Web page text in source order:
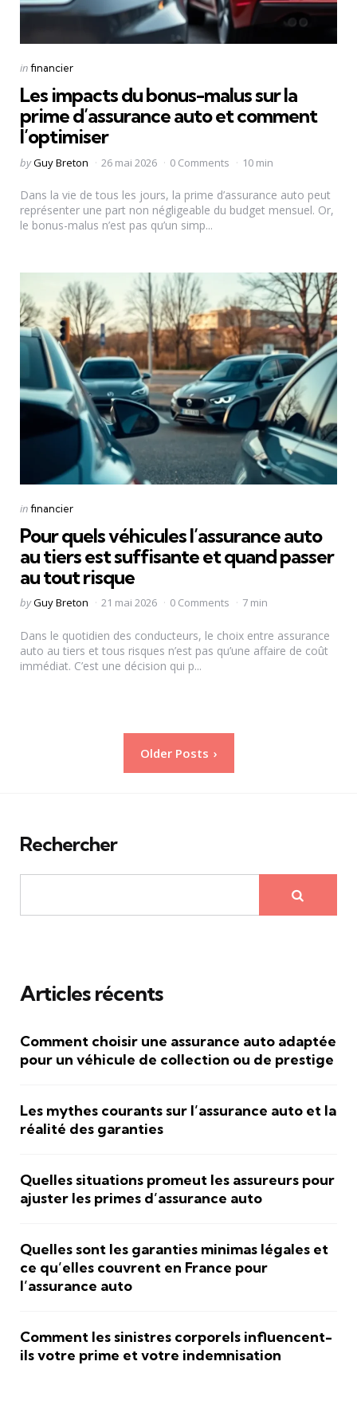
Categories
Posted
infinancier
Les impacts du bonus-malus sur la
prime d’assurance auto et comment
l’optimiser
Posted
byGuy Breton 26 mai 2026 0 Comments 10 min
Dans la vie de tous les jours, la prime d’assurance auto peut
représenter une part non négligeable du budget mensuel. Or,
le bonus-malus n’est pas qu’un simp...
Categories
Posted
infinancier
Pour quels véhicules l’assurance auto
au tiers est suffisante et quand passer
au tout risque
Posted
byGuy Breton 21 mai 2026 0 Comments 7 min
Dans le quotidien des conducteurs, le choix entre assurance
auto au tiers et tous risques n’est pas qu’une affaire de coût
immédiat. C’est une décision qui p...
Older Posts
Rechercher
Articles récents
Comment choisir une assurance auto adaptée
pour un véhicule de collection ou de prestige
Les mythes courants sur l’assurance auto et la
réalité des garanties
Quelles situations promeut les assureurs pour
ajuster les primes d’assurance auto
Quelles sont les garanties minimas légales et
ce qu’elles couvrent en France pour
l’assurance auto
Comment les sinistres corporels influencent-
ils votre prime et votre indemnisation